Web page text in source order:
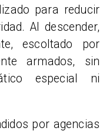
para reducir
Al descender,
escoltado por
armados, sin
especial ni
por agencias